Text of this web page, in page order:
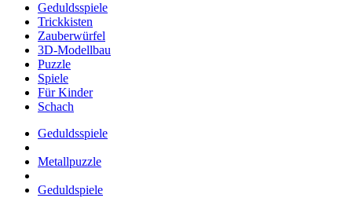
Geduldsspiele
Trickkisten
Zauberwürfel
3D-Modellbau
Puzzle
Spiele
Für Kinder
Schach
Geduldsspiele
Metallpuzzle
Geduldspiele